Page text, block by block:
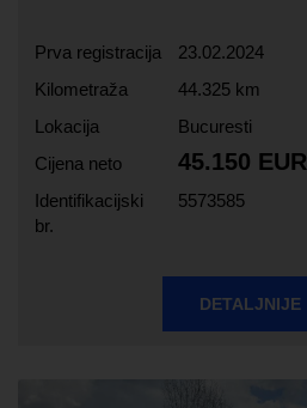
Prva registracija
23.02.2024
Kilometraža
44.325 km
Lokacija
Bucuresti
Cijena neto
45.150 EUR
Identifikacijski
br.
5573585
DETALJNIJE